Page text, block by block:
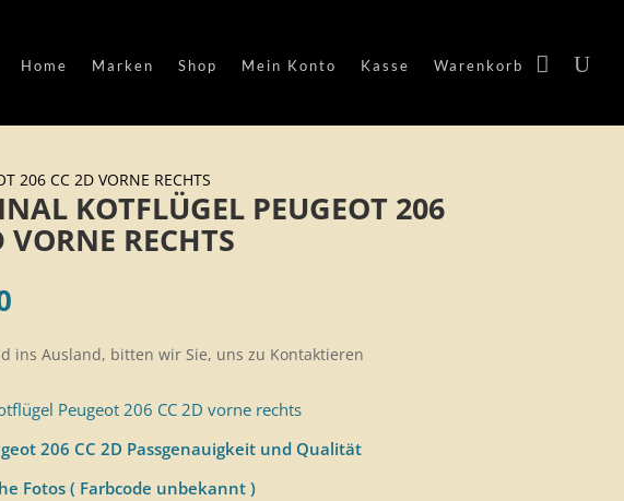
Home Marken Shop Mein Konto Kasse Warenkorb
206 CC 2D VORNE RECHTS
KOTFLÜGEL PEUGEOT 206
VORNE RECHTS
ins Ausland, bitten wir Sie, uns zu Kontaktieren
Peugeot 206 CC 2D vorne rechts
206 CC 2D Passgenauigkeit und Qualität
Fotos ( Farbcode unbekannt )